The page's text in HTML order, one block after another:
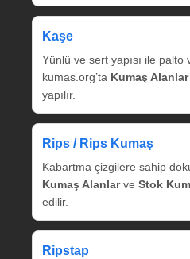
Kaşe
Yünlü ve sert yapısı ile palto
kumas.org’ta Kumaş Alanlar
yapılır.
Rips / Rips Kumaş
Kabartma çizgilere sahip
Kumaş Alanlarve Stok
edilir.
Ripstap